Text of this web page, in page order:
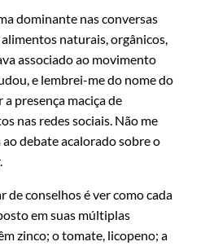
dominante nas conversas
naturais, orgânicos,
associado ao movimento
e lembrei-me do nome do
presença maciça de
nas redes sociais. Não me
debate acalorado sobre o
de conselhos é ver como cada
em suas múltiplas
zinco; o tomate, licopeno; a